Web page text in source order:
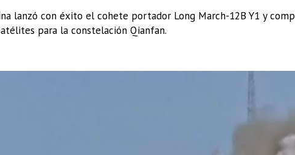
lanzó con éxito el cohete portador Long March-12B Y1 y
para la constelación Qianfan.